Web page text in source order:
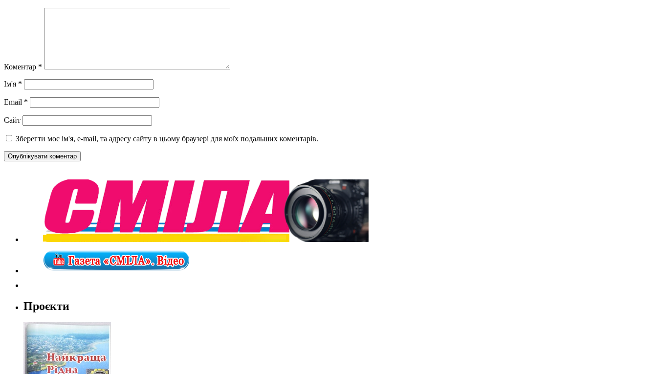
Коментар *
Ім'я *
Email *
Сайт
Зберегти моє ім'я, e-mail, та адресу сайту в цьому браузері для моїх подальших коментарів.
Проєкти